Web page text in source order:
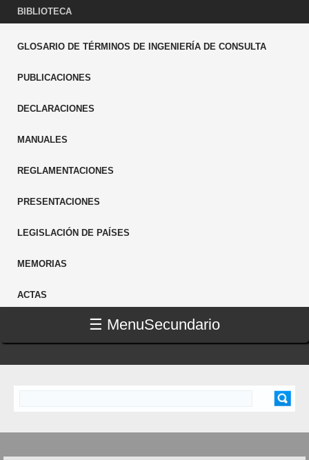
BIBLIOTECA
GLOSARIO DE TÉRMINOS DE INGENIERÍA DE CONSULTA
PUBLICACIONES
DECLARACIONES
MANUALES
REGLAMENTACIONES
PRESENTACIONES
LEGISLACIÓN DE PAÍSES
MEMORIAS
ACTAS
☰ MenuSecundario